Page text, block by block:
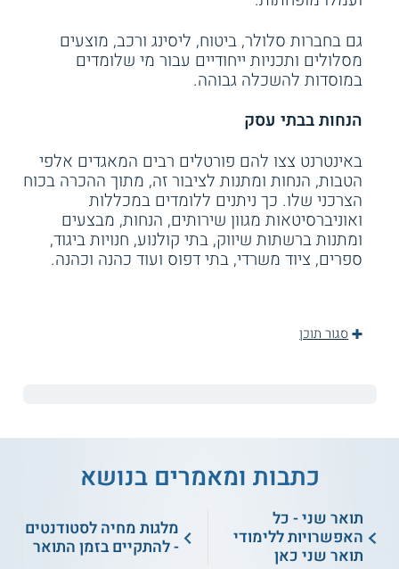
גם בחברות סלולר, ביטוח, ליסינג ורכב, מוצעים
מסלולים ותכניות ייחודיים עבור מי שלומדים
במוסדות להשכלה גבוהה.
הנחות בבתי עסק
באינטרנט צצו להם פורטלים רבים המאגדים אלפי
הטבות, הנחות ומתנות לציבור זה, מתוך ההכרה בכוח
הצרכני שלו. כך ניתנים ללומדים במכללות
ואוניברסיטאות מגוון שירותים, הנחות, מבצעים
ומתנות ברשתות שיווק, בתי קולנוע, חנויות ביגוד,
ספרים, ציוד משרדי, בתי דפוס ועוד כהנה וכהנה.
סגור תוכן
כתבות ומאמרים בנושא
תואר שני - כל
האפשרויות ללימודי
תואר שני כאן
מלגות מחיה לסטודנטים
- להתקיים בזמן התואר